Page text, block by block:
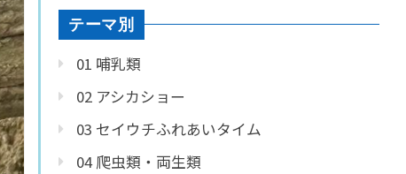
テーマ別
01 哺乳類
02 アシカショー
03 セイウチふれあいタイム
04 爬虫類・両生類